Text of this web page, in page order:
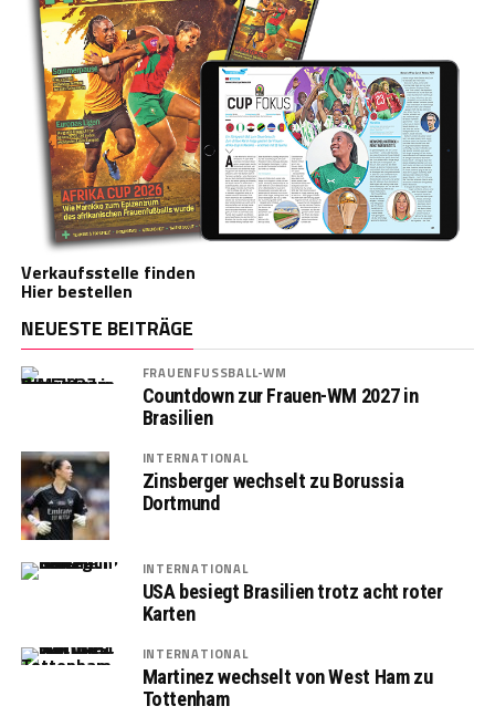
Verkaufsstelle finden
Hier bestellen
NEUESTE BEITRÄGE
FRAUENFUSSBALL-WM
Countdown zur Frauen-WM 2027 in
Brasilien
INTERNATIONAL
Zinsberger wechselt zu Borussia
Dortmund
INTERNATIONAL
USA besiegt Brasilien trotz acht roter
Karten
INTERNATIONAL
Martinez wechselt von West Ham zu
Tottenham